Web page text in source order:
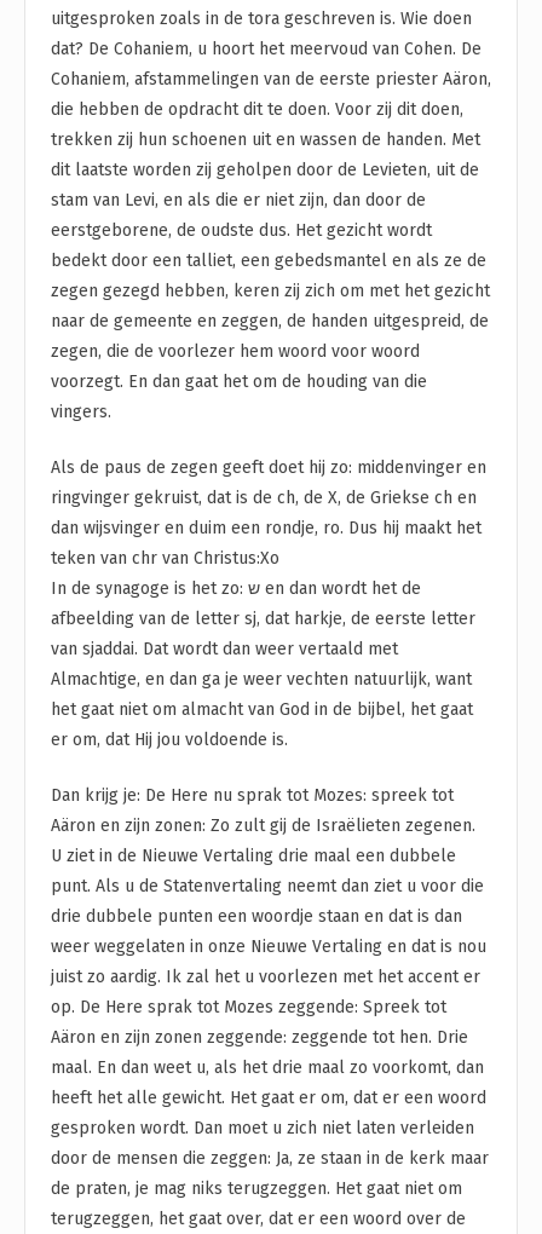
uitgesproken zoals in de tora geschreven is. Wie doen
dat? De Cohaniem, u hoort het meervoud van Cohen. De
Cohaniem, afstammelingen van de eerste priester Aäron,
die hebben de opdracht dit te doen. Voor zij dit doen,
trekken zij hun schoenen uit en wassen de handen. Met
dit laatste worden zij geholpen door de Levieten, uit de
stam van Levi, en als die er niet zijn, dan door de
eerstgeborene, de oudste dus. Het gezicht wordt
bedekt door een talliet, een gebedsmantel en als ze de
zegen gezegd hebben, keren zij zich om met het gezicht
naar de gemeente en zeggen, de handen uitgespreid, de
zegen, die de voorlezer hem woord voor woord
voorzegt. En dan gaat het om de houding van die
vingers.
Als de paus de zegen geeft doet hij zo: middenvinger en
ringvinger gekruist, dat is de ch, de X, de Griekse ch en
dan wijsvinger en duim een rondje, ro. Dus hij maakt het
teken van chr van Christus:Xo
In de synagoge is het zo: ש en dan wordt het de
afbeelding van de letter sj, dat harkje, de eerste letter
van sjaddai. Dat wordt dan weer vertaald met
Almachtige, en dan ga je weer vechten natuurlijk, want
het gaat niet om almacht van God in de bijbel, het gaat
er om, dat Hij jou voldoende is.
Dan krijg je: De Here nu sprak tot Mozes: spreek tot
Aäron en zijn zonen: Zo zult gij de Israëlieten zegenen.
U ziet in de Nieuwe Vertaling drie maal een dubbele
punt. Als u de Statenvertaling neemt dan ziet u voor die
drie dubbele punten een woordje staan en dat is dan
weer weggelaten in onze Nieuwe Vertaling en dat is nou
juist zo aardig. Ik zal het u voorlezen met het accent er
op. De Here sprak tot Mozes zeggende: Spreek tot
Aäron en zijn zonen zeggende: zeggende tot hen. Drie
maal. En dan weet u, als het drie maal zo voorkomt, dan
heeft het alle gewicht. Het gaat er om, dat er een woord
gesproken wordt. Dan moet u zich niet laten verleiden
door de mensen die zeggen: Ja, ze staan in de kerk maar
de praten, je mag niks terugzeggen. Het gaat niet om
terugzeggen, het gaat over, dat er een woord over de